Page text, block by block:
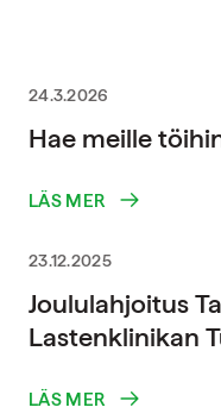
24.3.2026
Hae meille
LÄS MER
23.12.2025
Joululahjoitus
Lastenklinikan
LÄS MER